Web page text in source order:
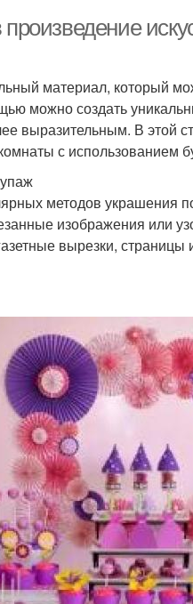
произведение
материал, который
можно создать
выразительным. В этой
с использованием
методов украшения
изображения или
вырезки,